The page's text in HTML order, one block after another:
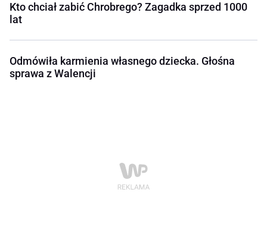
Kto chciał zabić Chrobrego? Zagadka sprzed 1000
lat
Odmówiła karmienia własnego dziecka. Głośna
sprawa z Walencji